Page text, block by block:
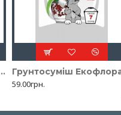
регулятор вологи)
59.00грн.